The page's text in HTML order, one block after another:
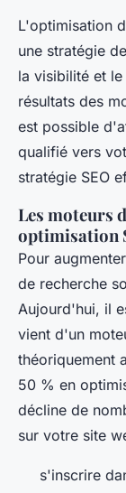
L'optimisation
une stratégie
la visibilité et
résultats des
est possible
qualifié vers
stratégie SEO
Les moteurs
optimisation
Pour
de recherche
Aujourd'hui, il
vient d'un
théoriquement
50 % en
décline de
sur votre site
s'inscrire